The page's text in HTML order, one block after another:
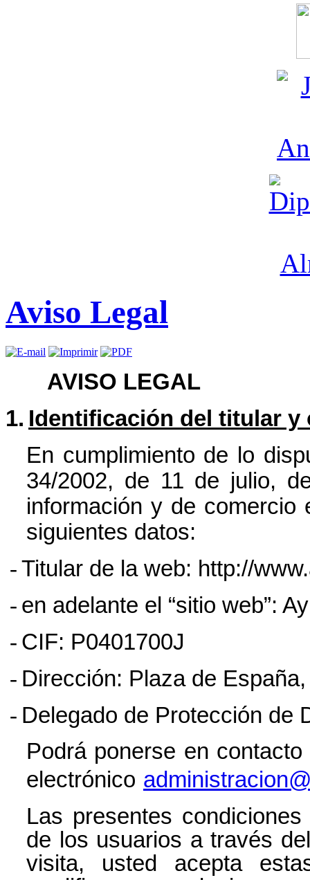
Aviso Legal
AVISO LEGAL
1. Identificación del titular y
En cumplimiento de lo
34/2002, de 11 de julio,
información y de comercio
siguientes datos:
-Titular de la web: http://
- en adelante el “sitio web”:
- CIF: P0401700J
- Dirección: Plaza de
- Delegado de Protección de
Podrá ponerse en
electrónico
Las presentes
de los usuarios a través
visita, usted acepta